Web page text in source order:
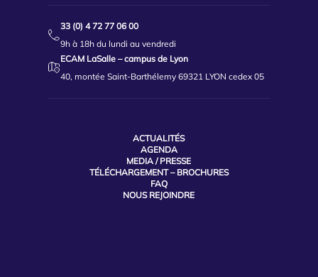
33 (0) 4 72 77 06 00
9h à 18h du lundi au vendredi
ECAM LaSalle – campus de Lyon
40, montée Saint-Barthélemy 69321 LYON cedex 05
ACTUALITÉS
AGENDA
MEDIA / PRESSE
TÉLÉCHARGEMENT – BROCHURES
FAQ
NOUS REJOINDRE